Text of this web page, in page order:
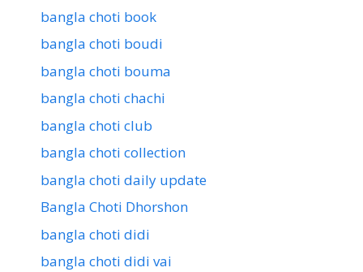
bangla choti book
bangla choti boudi
bangla choti bouma
bangla choti chachi
bangla choti club
bangla choti collection
bangla choti daily update
Bangla Choti Dhorshon
bangla choti didi
bangla choti didi vai